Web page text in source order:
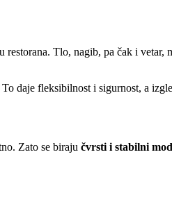
Tlo, nagib, pa čak i vetar,
daje fleksibilnost i sigurnost, a
Zato se biraju čvrsti i stabilni